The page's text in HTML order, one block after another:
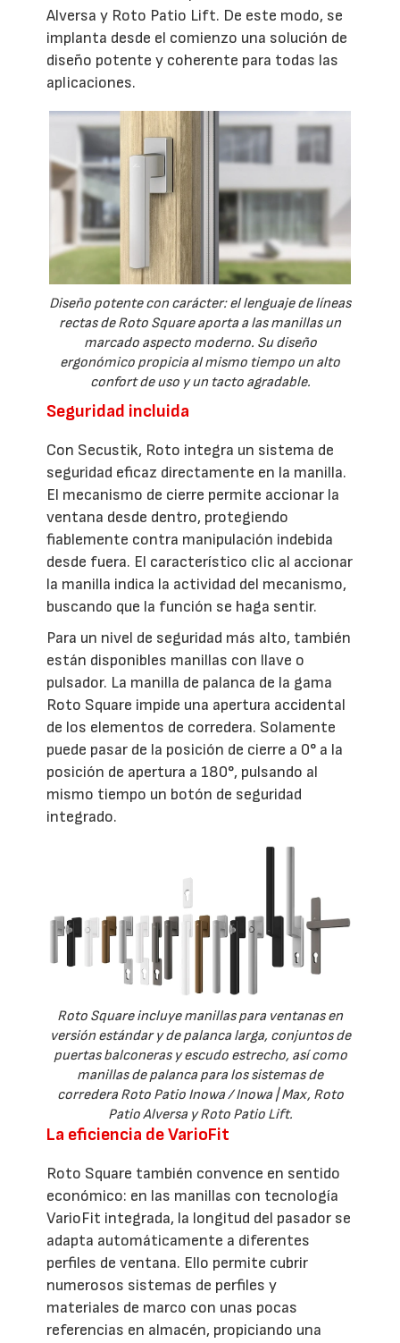
Alversa y Roto Patio Lift. De este modo, se
implanta desde el comienzo una solución de
diseño potente y coherente para todas las
aplicaciones.
Diseño potente con carácter: el lenguaje de líneas
rectas de Roto Square aporta a las manillas un
marcado aspecto moderno. Su diseño
ergonómico propicia al mismo tiempo un alto
confort de uso y un tacto agradable.
Seguridad incluida
Con Secustik, Roto integra un sistema de
seguridad eficaz directamente en la manilla.
El mecanismo de cierre permite accionar la
ventana desde dentro, protegiendo
fiablemente contra manipulación indebida
desde fuera. El característico clic al accionar
la manilla indica la actividad del mecanismo,
buscando que la función se haga sentir.
Para un nivel de seguridad más alto, también
están disponibles manillas con llave o
pulsador. La manilla de palanca de la gama
Roto Square impide una apertura accidental
de los elementos de corredera. Solamente
puede pasar de la posición de cierre a 0° a la
posición de apertura a 180°, pulsando al
mismo tiempo un botón de seguridad
integrado.
Roto Square incluye manillas para ventanas en
versión estándar y de palanca larga, conjuntos de
puertas balconeras y escudo estrecho, así como
manillas de palanca para los sistemas de
corredera Roto Patio Inowa / Inowa | Max, Roto
Patio Alversa y Roto Patio Lift.
La eficiencia de VarioFit
Roto Square también convence en sentido
económico: en las manillas con tecnología
VarioFit integrada, la longitud del pasador se
adapta automáticamente a diferentes
perfiles de ventana. Ello permite cubrir
numerosos sistemas de perfiles y
materiales de marco con unas pocas
referencias en almacén, propiciando una